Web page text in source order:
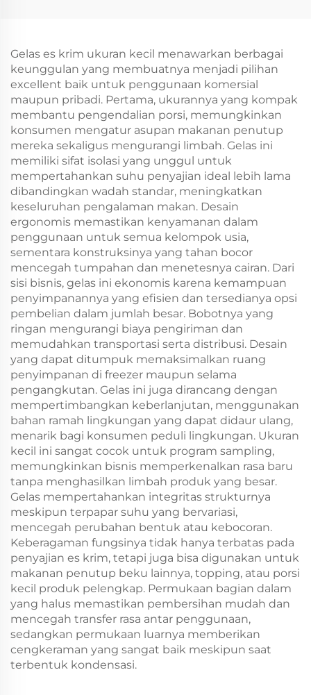
Baru/Christmas
Kerajinan
Gelas es krim ukuran kecil menawarkan berbagai
keunggulan yang membuatnya menjadi pilihan
excellent baik untuk penggunaan komersial
maupun pribadi. Pertama, ukurannya yang kompak
membantu pengendalian porsi, memungkinkan
konsumen mengatur asupan makanan penutup
mereka sekaligus mengurangi limbah. Gelas ini
memiliki sifat isolasi yang unggul untuk
mempertahankan suhu penyajian ideal lebih lama
dibandingkan wadah standar, meningkatkan
keseluruhan pengalaman makan. Desain
ergonomis memastikan kenyamanan dalam
penggunaan untuk semua kelompok usia,
sementara konstruksinya yang tahan bocor
mencegah tumpahan dan menetesnya cairan. Dari
sisi bisnis, gelas ini ekonomis karena kemampuan
penyimpanannya yang efisien dan tersedianya opsi
pembelian dalam jumlah besar. Bobotnya yang
ringan mengurangi biaya pengiriman dan
memudahkan transportasi serta distribusi. Desain
yang dapat ditumpuk memaksimalkan ruang
penyimpanan di freezer maupun selama
pengangkutan. Gelas ini juga dirancang dengan
mempertimbangkan keberlanjutan, menggunakan
bahan ramah lingkungan yang dapat didaur ulang,
menarik bagi konsumen peduli lingkungan. Ukuran
kecil ini sangat cocok untuk program sampling,
memungkinkan bisnis memperkenalkan rasa baru
tanpa menghasilkan limbah produk yang besar.
Gelas mempertahankan integritas strukturnya
meskipun terpapar suhu yang bervariasi,
mencegah perubahan bentuk atau kebocoran.
Keberagaman fungsinya tidak hanya terbatas pada
penyajian es krim, tetapi juga bisa digunakan untuk
makanan penutup beku lainnya, topping, atau porsi
kecil produk pelengkap. Permukaan bagian dalam
yang halus memastikan pembersihan mudah dan
mencegah transfer rasa antar penggunaan,
sedangkan permukaan luarnya memberikan
cengkeraman yang sangat baik meskipun saat
terbentuk kondensasi.